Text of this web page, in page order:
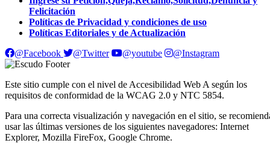
Felicitación
Políticas de Privacidad y condiciones de uso
Políticas Editoriales y de Actualización
@Facebook
@Twitter @youtube @Instagram
Este sitio cumple con el nivel de Accesibilidad Web A según los
requisitos de conformidad de la WCAG 2.0 y NTC 5854.
Para una correcta visualización y navegación en el sitio, se
usar las últimas versiones de los siguientes navegadores: Internet
Explorer, Mozilla FireFox, Google Chrome.